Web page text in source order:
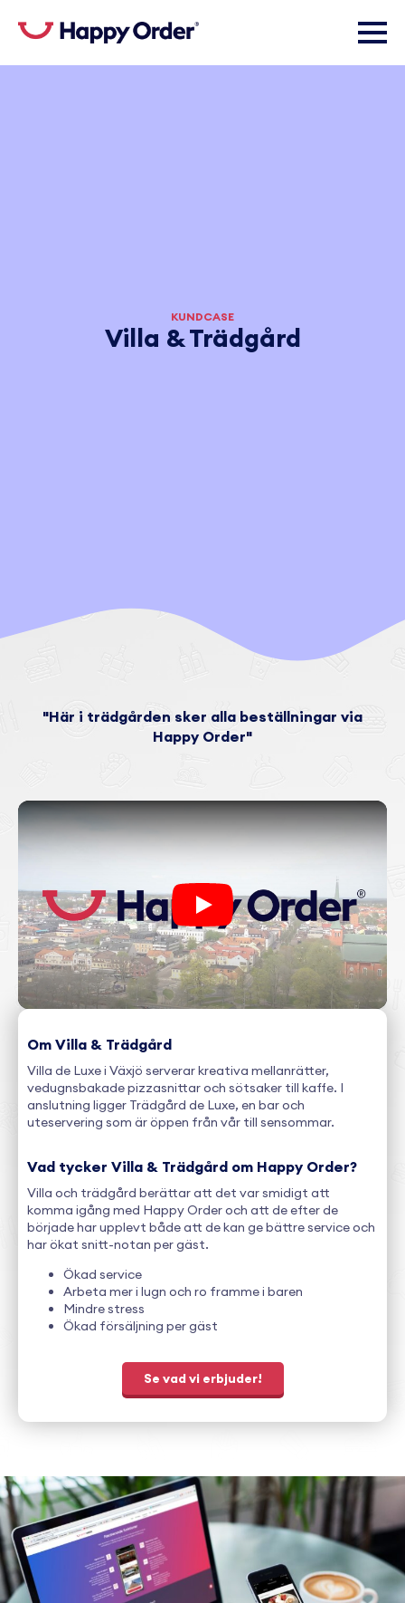
KUNDCASE
Villa & Trädgård
"Här i trädgården sker alla beställningar via
Happy Order"
Om Villa & Trädgård
Villa de Luxe i Växjö serverar kreativa mellanrätter,
vedugnsbakade pizzasnittar och sötsaker till kaffe. I
anslutning ligger Trädgård de Luxe, en bar och
uteservering som är öppen från vår till sensommar.
Vad tycker Villa & Trädgård om Happy Order?
Villa och trädgård berättar att det var smidigt att
komma igång med Happy Order och att de efter de
började har upplevt både att de kan ge bättre service och
har ökat snitt-notan per gäst.
Ökad service
Arbeta mer i lugn och ro framme i baren
Mindre stress
Ökad försäljning per gäst
Se vad vi erbjuder!
Play